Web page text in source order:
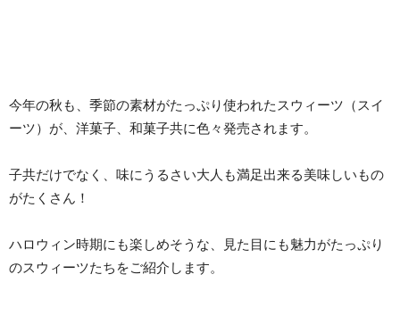
今年の秋も、季節の素材がたっぷり使われたスウィーツ（スイ
ーツ）が、洋菓子、和菓子共に色々発売されます。
子共だけでなく、味にうるさい大人も満足出来る美味しいもの
がたくさん！
ハロウィン時期にも楽しめそうな、見た目にも魅力がたっぷり
のスウィーツたちをご紹介します。